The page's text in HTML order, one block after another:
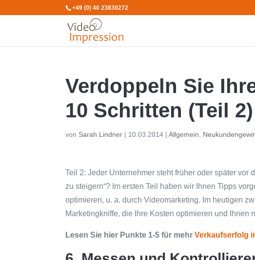
+49 (0) 40 23830272
Verdoppeln Sie
10 Schritten (Teil 2)
von Sarah Lindner | 10.03.2014 |Allgemein
Teil 2: Jeder Unternehmer steht früher oder später vor
zu steigern“? Im ersten Teil haben wir Ihnen Tipps
optimieren, u. a. durch Videomarketing. Im heutigen
Marketingkniffe, die Ihre Kosten optimieren und Ihnen
Lesen Sie hier Punkte 1-5 für mehrVerkaufserfolg